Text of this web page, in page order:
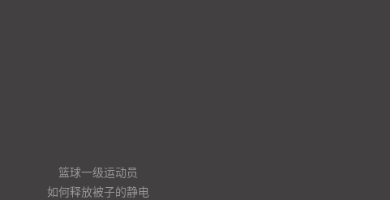
篮球一级运动员
如何释放被子的静电